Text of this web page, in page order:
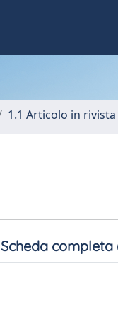
1.1 Articolo in rivista
Scheda completa